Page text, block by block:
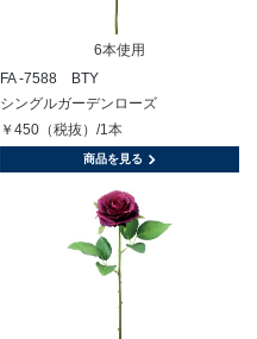
6本使用
FA -7588 BTY
シングルガーデンローズ
￥450（税抜）/1本
商品を見る